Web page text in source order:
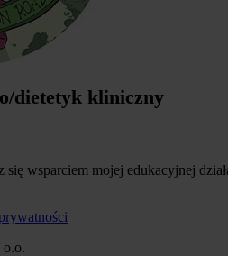
dietetyk kliniczny
się wsparciem mojej edukacyjnej